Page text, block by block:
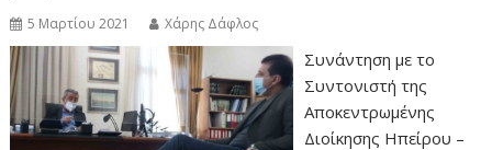
5 Μαρτίου 2021 Χάρης Δάφλος
Συνάντηση με το
Συντονιστή της
Αποκεντρωμένης
Διοίκησης Ηπείρου –